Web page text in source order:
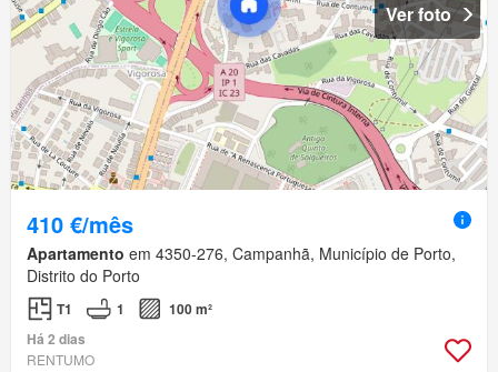
Ver foto
410 €/mês
Apartamento em 4350-276, Campanhã, Município de Porto,
Distrito do Porto
T1 1
100 m²
Há 2 dias
RENTUMO